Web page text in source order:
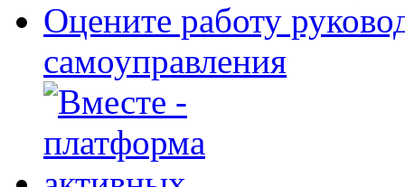
Оцените работу
самоуправления